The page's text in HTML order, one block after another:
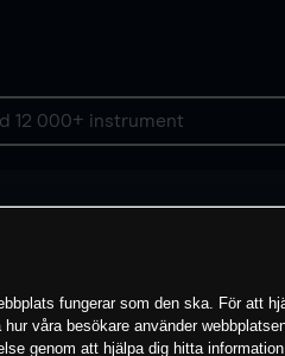
fungerar som den ska. För att
våra besökare använder
genom att hjälpa dig hitta